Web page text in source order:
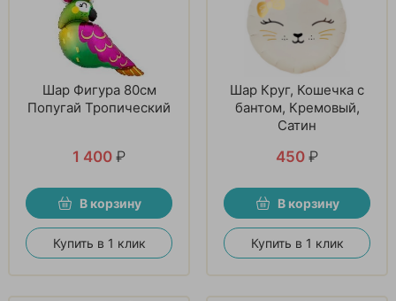
Шар Фигура 80см
Попугай Тропический
1 400 ₽
В корзину
Купить в 1 клик
Шар Круг, Кошечка с
бантом, Кремовый,
Сатин
450 ₽
В корзину
Купить в 1 клик